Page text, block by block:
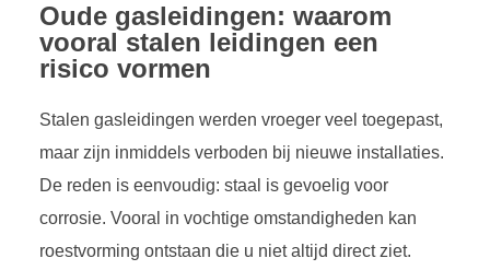
Oude gasleidingen: waarom
vooral stalen leidingen een
risico vormen
Stalen gasleidingen werden vroeger veel toegepast,
maar zijn inmiddels verboden bij nieuwe installaties.
De reden is eenvoudig: staal is gevoelig voor
corrosie. Vooral in vochtige omstandigheden kan
roestvorming ontstaan die u niet altijd direct ziet.